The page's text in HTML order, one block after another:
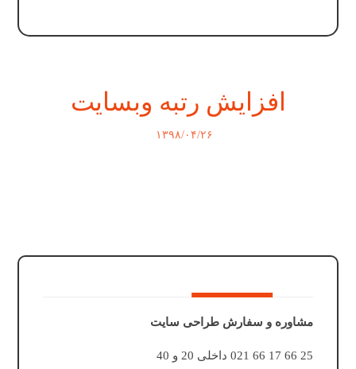
افزایش رتبه وبسایت
۱۳۹۸/۰۴/۲۶
مشاوره و سفارش طراحی سایت
25 66 17 66 021 داخلی 20 و 40